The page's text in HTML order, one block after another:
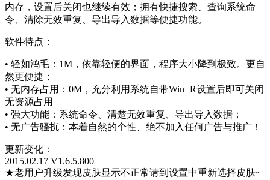
内存，设置后关闭也继续有效；拥有快捷搜索、查询系统命
令、清除无效重复、导出导入数据等便捷功能。
软件特点：
• 轻如鸿毛：1M，依靠轻便的界面，程序大小降到极致。更自
然更便捷；
• 无内存占用：0M，充分利用系统自带Win+R设置后即可关闭
无资源占用
• 强大功能：系统命令、清楚无效重复、导出导入数据；
• 无广告骚扰：本着自然的个性、绝不加入任何广告与推广！
更新变化：
2015.02.17 V1.6.5.800
★老用户升级发现皮肤显示不正常请到设置中重新选择皮肤~